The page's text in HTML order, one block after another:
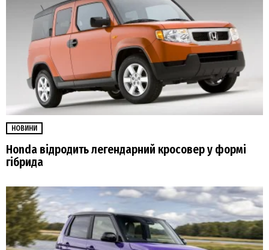
НОВИНИ
Honda відродить легендарний кросовер у формі
гібрида